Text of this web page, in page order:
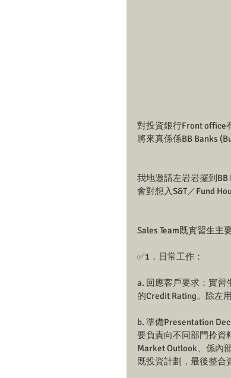
對投資銀行Front office
將來真係係BB Banks
我地邀請左岩岩攞到
會對想入S&T／Fund
Sales Team既實習生主
✅1．日常工作：
a. 回應客戶要求：實習
的Credit Rating。除左
b. 準備Presentation
要負責向不同部門拎資
Market Outlook、係內
既投資計劃，最後整合